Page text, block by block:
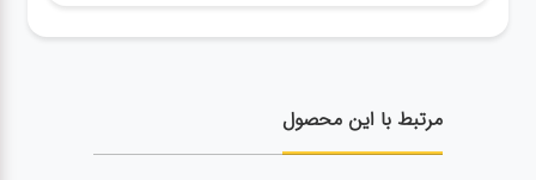
مرتبط با این محصول